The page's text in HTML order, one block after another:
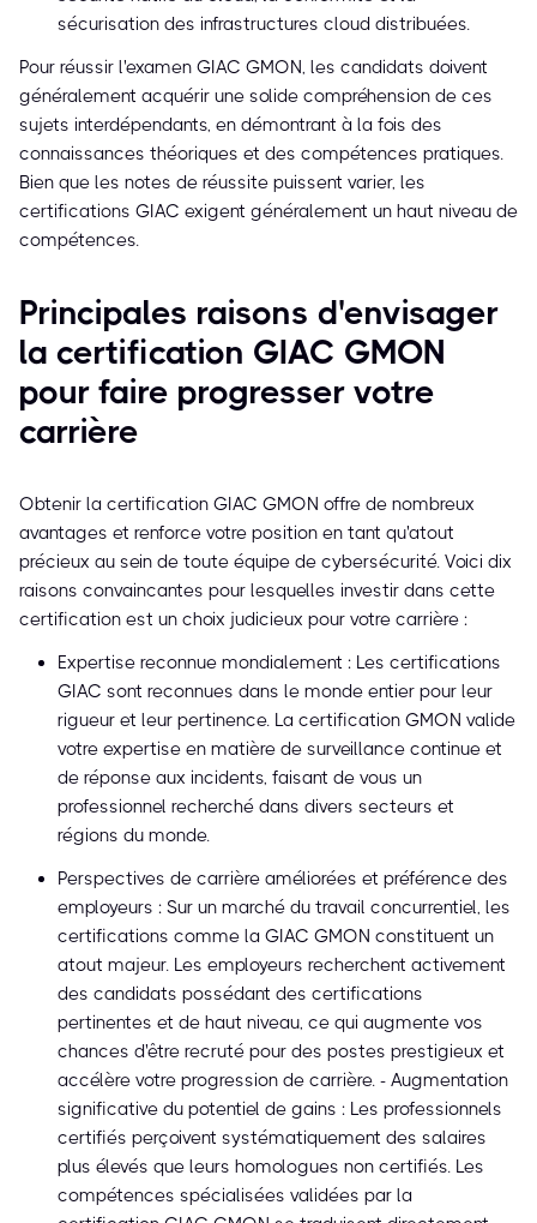
sécurisation des infrastructures cloud distribuées.
Pour réussir l'examen GIAC GMON, les candidats doivent
généralement acquérir une solide compréhension de ces
sujets interdépendants, en démontrant à la fois des
connaissances théoriques et des compétences pratiques.
Bien que les notes de réussite puissent varier, les
certifications GIAC exigent généralement un haut niveau de
compétences.
Principales raisons d'envisager
la certification GIAC GMON
pour faire progresser votre
carrière
Obtenir la certification GIAC GMON offre de nombreux
avantages et renforce votre position en tant qu'atout
précieux au sein de toute équipe de cybersécurité. Voici dix
raisons convaincantes pour lesquelles investir dans cette
certification est un choix judicieux pour votre carrière :
Expertise reconnue mondialement : Les certifications
GIAC sont reconnues dans le monde entier pour leur
rigueur et leur pertinence. La certification GMON valide
votre expertise en matière de surveillance continue et
de réponse aux incidents, faisant de vous un
professionnel recherché dans divers secteurs et
régions du monde.
Perspectives de carrière améliorées et préférence des
employeurs : Sur un marché du travail concurrentiel, les
certifications comme la GIAC GMON constituent un
atout majeur. Les employeurs recherchent activement
des candidats possédant des certifications
pertinentes et de haut niveau, ce qui augmente vos
chances d'être recruté pour des postes prestigieux et
accélère votre progression de carrière. - Augmentation
significative du potentiel de gains : Les professionnels
certifiés perçoivent systématiquement des salaires
plus élevés que leurs homologues non certifiés. Les
compétences spécialisées validées par la